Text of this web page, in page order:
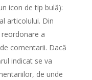
icon de tip bulă):
articolului. Din
a
comentarii. Dacă
indicat se va
de unde